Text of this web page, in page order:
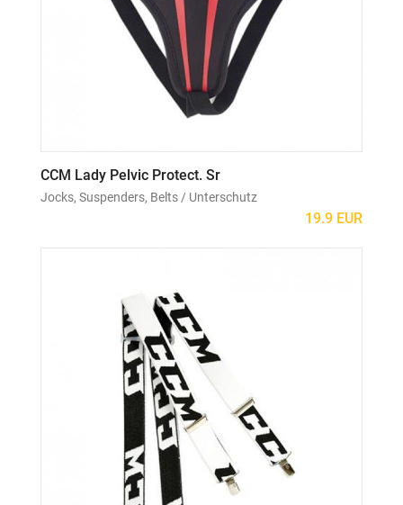
CCM Lady Pelvic Protect. Sr
Jocks, Suspenders, Belts / Unterschutz
19.9 EUR